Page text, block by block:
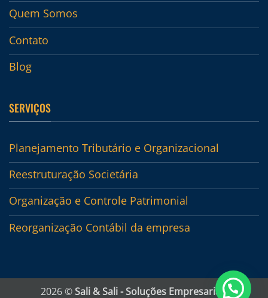
Quem Somos
Contato
Blog
SERVIÇOS
Planejamento Tributário e Organizacional
Reestruturação Societária
Organização e Controle Patrimonial
Reorganização Contábil da empresa
2026 ©Sali & Sali - Soluções Empresariais